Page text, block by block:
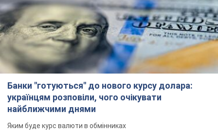
Банки "готуються" до нового курсу долара:
українцям розповіли, чого очікувати
найближчими днями
Яким буде курс валюти в обмінниках